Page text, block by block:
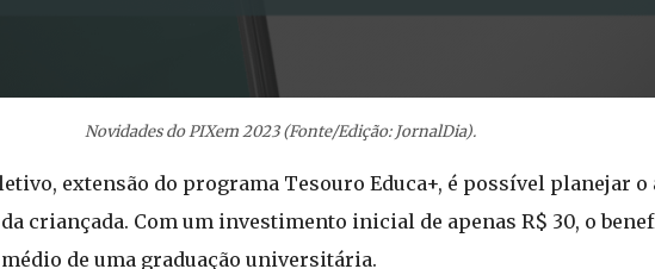
Novidades do PIXem 2023 (Fonte/Edição: JornalDia).
extensão do programa Tesouro Educa+, é possível planejar
criançada. Com um investimento inicial de apenas R$ 30, o
de uma graduação universitária.